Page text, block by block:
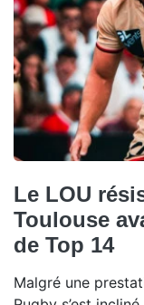
Le LOU
Toulouse
de Top 14
Malgré une